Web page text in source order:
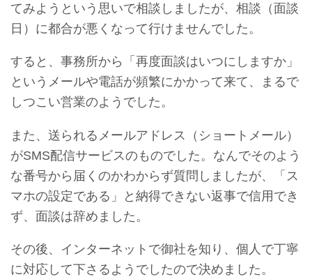
てみようという思いで相談しましたが、相談（面談
日）に都合が悪くなって行けませんでした。
すると、事務所から「再度面談はいつにしますか」
というメールや電話が頻繁にかかって来て、まるで
しつこい営業のようでした。
また、送られるメールアドレス（ショートメール）
がSMS配信サービスのものでした。なんでそのよう
な番号から届くのかわからず質問しましたが、「ス
マホの設定である」と納得できない返事で信用でき
ず、面談は辞めました。
その後、インターネットで御社を知り、個人で丁寧
に対応して下さるようでしたので決めました。